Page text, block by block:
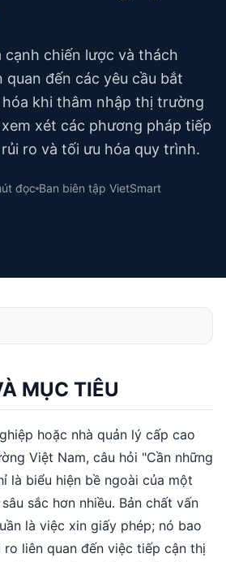
cạnh chiến lược và thách
đến các yêu cầu bắt
khi thâm nhập thị trường
xét các phương pháp tiếp
ro và tối ưu hóa quy trình.
đọc Ban biên tập VietSmart
MỤC TIÊU
hoặc nhà quản lý cấp cao
Việt Nam, câu hỏi "Cần những
là biểu hiện bề ngoài của một
sắc hơn nhiều. Bản chất vấn
là việc xin giấy phép; nó bao
liên quan đến việc tiếp cận thị